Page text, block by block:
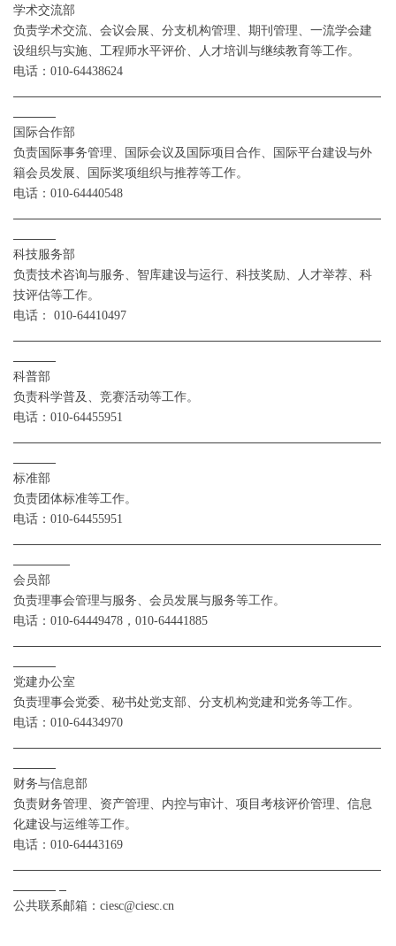
学术交流部
负责学术交流、会议会展、分支机构管理、期刊管理、一流学会建
设组织与实施、工程师水平评价、人才培训与继续教育等工作。
电话： 010-64438624
国际合作部
负责国际事务管理、国际会议及国际项目合作、国际平台建设与外
籍会员发展、国际奖项组织与推荐等工作。
电话： 010-64440548
科技服务部
负责技术咨询与服务、智库建设与运行、科技奖励、人才举荐、科
技评估等工作。
电话：
010-64410497
科普部
负责科学普及 、竞赛活动等工作。
电话： 010-64455951
标准部
负责团体标准等工作。
电话： 010-64455951
会员部
负责理事会管理与服务、会员发展与服务等工作。
电话： 010-64449478 ， 010-64441885
党建办公室
负责理事会党委、秘书处党支部、分支机构党建和 党务等工作。
电话： 010-64434970
财务与信息部
负责财务管理、资产管理、内控与审计、项目考核评价管理、信息
化建设与运维等工作。
电话： 010-64443169
公共联系邮箱： ciesc@ciesc.cn